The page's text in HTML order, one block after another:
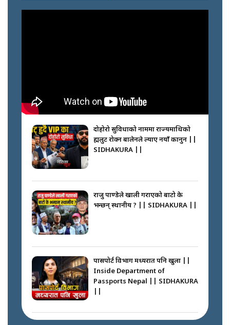
कप्तानगञ्जपछि मधेसमा के हुँदैछ ?
आगो निभाउने कि तेल थप्ने ? WHATS
HAPPENING IN MADHESH ? ||
भयो ? के के भयो ? || SUNSARI
CASE || SIDHAKURA || THE
REPORTER ||
प्रहरी ? Police repeatedly fail to
control crowds ?
SIDHAKURA || THE REPORTER
दोहोरो सुविधाको नाममा राज्यमाथिको
ब्रह्मलुट रोक्न बालेनले ल्याए नयाँ कानुन ||
SIDHAKURA ||
राजु पाण्डेले खाली गराएको बाटो के
भन्छन् स्थानीय ? || SIDHAKURA ||
पासपोर्ट विभाग मध्यरात पनि खुला ||
Inside Department of
Passports Nepal || SIDHAKURA